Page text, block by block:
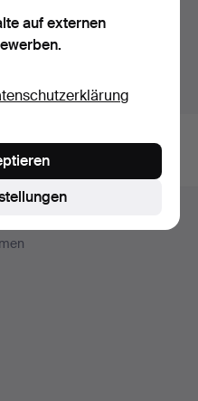
der beendeten
auf externen